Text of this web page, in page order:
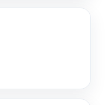
16 JYU4487CN